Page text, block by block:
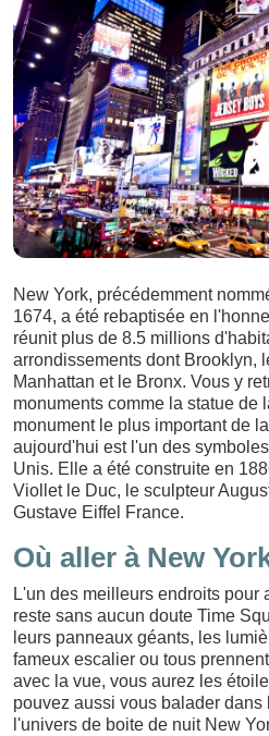
New York, précédemment
1674, a été rebaptisée en
réunit plus de 8.5 millions
arrondissements dont Brooklyn,
Manhattan et le Bronx. Vous y
monuments comme la statue de
monument le plus important de
aujourd'hui est l'un des
Unis. Elle a été construite en
Viollet le Duc, le sculpteur
Gustave Eiffel France.
Où aller à New
L'un des meilleurs endroits pour
reste sans aucun doute Time
leurs panneaux géants, les
fameux escalier ou tous
avec la vue, vous aurez les
pouvez aussi vous balader
l'univers de boite de nuit New